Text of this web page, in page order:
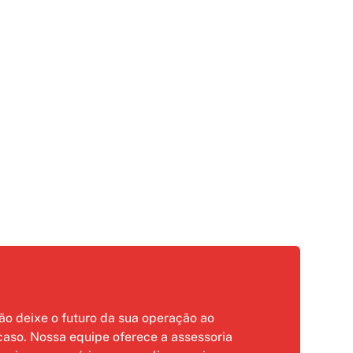
deixe o futuro da sua operação ao
Nossa equipe oferece a assessoria